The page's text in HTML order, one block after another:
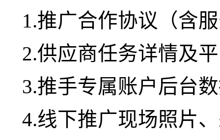
1.推广合作协议（含
2.供应商任务详情及
3.推手专属账户后台
4.线下推广现场照片